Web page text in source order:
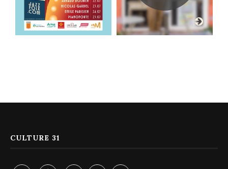
CULTURE 31